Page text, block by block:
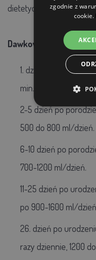
dietetycznej.
Dawkowanie (dawka
1. dzień po
min. 150 ml/kg żywej
2-5 dzień po
500 do 800 ml/dzień.
6-10 dzień po
700-1200 ml/dzień.
11-25 dzień po
po 900-1600 ml/
26. dzień po
razy dziennie, 1200
zgodnie z
cookie.